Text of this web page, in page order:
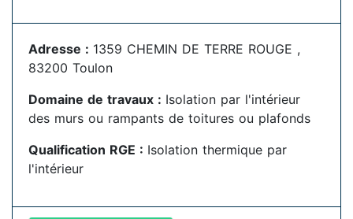
Adresse : 1359 CHEMIN DE TERRE ROUGE ,
83200 Toulon
Domaine de travaux : Isolation par l'intérieur
des murs ou rampants de toitures ou plafonds
Qualification RGE : Isolation thermique par
l'intérieur